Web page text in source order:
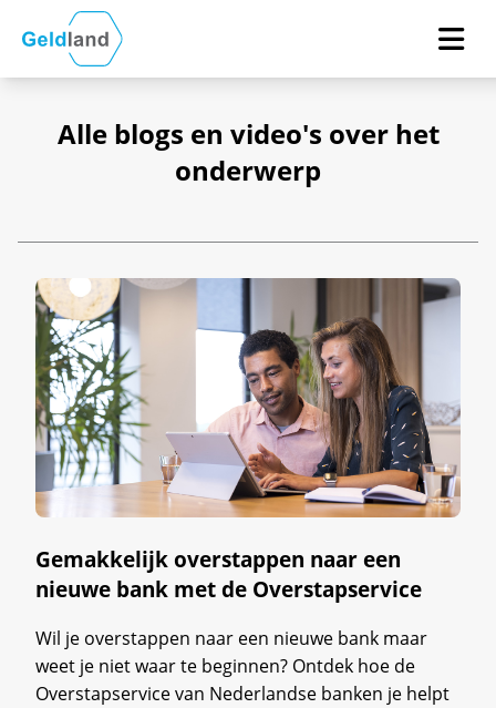
Alle blogs en video's over het
onderwerp
Gemakkelijk overstappen naar een
nieuwe bank met de Overstapservice
Wil je overstappen naar een nieuwe bank maar
weet je niet waar te beginnen? Ontdek hoe de
Overstapservice van Nederlandse banken je helpt